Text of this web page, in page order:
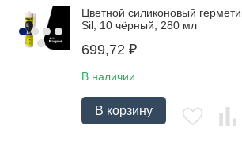
Цветной силиконовый
Sil, 10 чёрный, 280 мл
699,72 ₽
В наличии
В корзину